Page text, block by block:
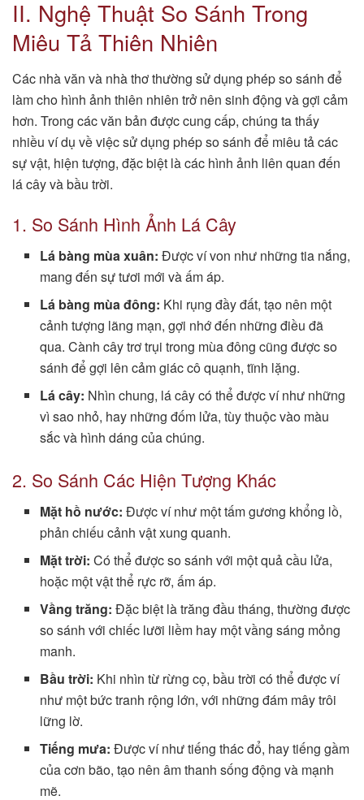
II. Nghệ Thuật So Sánh Trong
Miêu Tả Thiên Nhiên
Các nhà văn và nhà thơ thường sử dụng phép so sánh để
làm cho hình ảnh thiên nhiên trở nên sinh động và gợi cảm
hơn. Trong các văn bản được cung cấp, chúng ta thấy
nhiều ví dụ về việc sử dụng phép so sánh để miêu tả các
sự vật, hiện tượng, đặc biệt là các hình ảnh liên quan đến
lá cây và bầu trời.
1. So Sánh Hình Ảnh Lá Cây
Lá bàng mùa xuân: Được ví von như những tia nắng,
mang đến sự tươi mới và ấm áp.
Lá bàng mùa đông: Khi rụng đầy đất, tạo nên một
cảnh tượng lãng mạn, gợi nhớ đến những điều đã
qua. Cành cây trơ trụi trong mùa đông cũng được so
sánh để gợi lên cảm giác cô quạnh, tĩnh lặng.
Lá cây: Nhìn chung, lá cây có thể được ví như những
vì sao nhỏ, hay những đốm lửa, tùy thuộc vào màu
sắc và hình dáng của chúng.
2. So Sánh Các Hiện Tượng Khác
Mặt hồ nước: Được ví như một tấm gương khổng lồ,
phản chiếu cảnh vật xung quanh.
Mặt trời: Có thể được so sánh với một quả cầu lửa,
hoặc một vật thể rực rỡ, ấm áp.
Vầng trăng: Đặc biệt là trăng đầu tháng, thường được
so sánh với chiếc lưỡi liềm hay một vầng sáng mỏng
manh.
Bầu trời: Khi nhìn từ rừng cọ, bầu trời có thể được ví
như một bức tranh rộng lớn, với những đám mây trôi
lững lờ.
Tiếng mưa: Được ví như tiếng thác đổ, hay tiếng gầm
của cơn bão, tạo nên âm thanh sống động và mạnh
mẽ.